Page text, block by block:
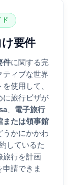
要件
件に関する完
ティブな世界
使用して、
に旅行ビザが
、 電子旅行
または領事館
うかにかかわ
しているた
旅行を計画
申請できま